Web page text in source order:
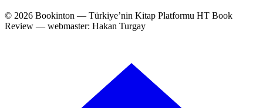
© 2026 Bookinton — Türkiye’nin Kitap Platformu HT Book
Review — webmaster: Hakan Turgay